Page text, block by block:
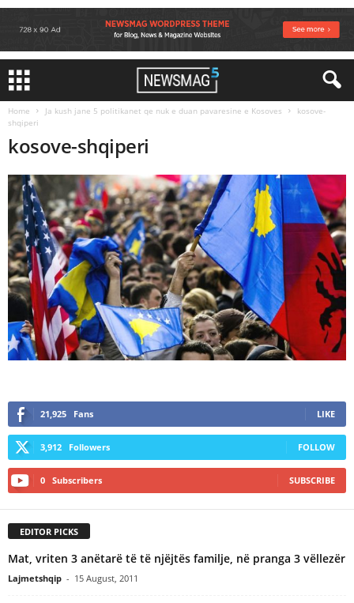
Home Ja kush jane 5 politikanet qe nuk e duan pavaresine e Kosoves
kosove-
shqiperi
kosove-shqiperi
21,925 Fans LIKE
3,912 Followers FOLLOW
0 Subscribers SUBSCRIBE
EDITOR PICKS
Mat, vriten 3 anëtarë të të njëjtës familje, në pranga 3 vëllezër
Lajmetshqip - 15 August, 2011